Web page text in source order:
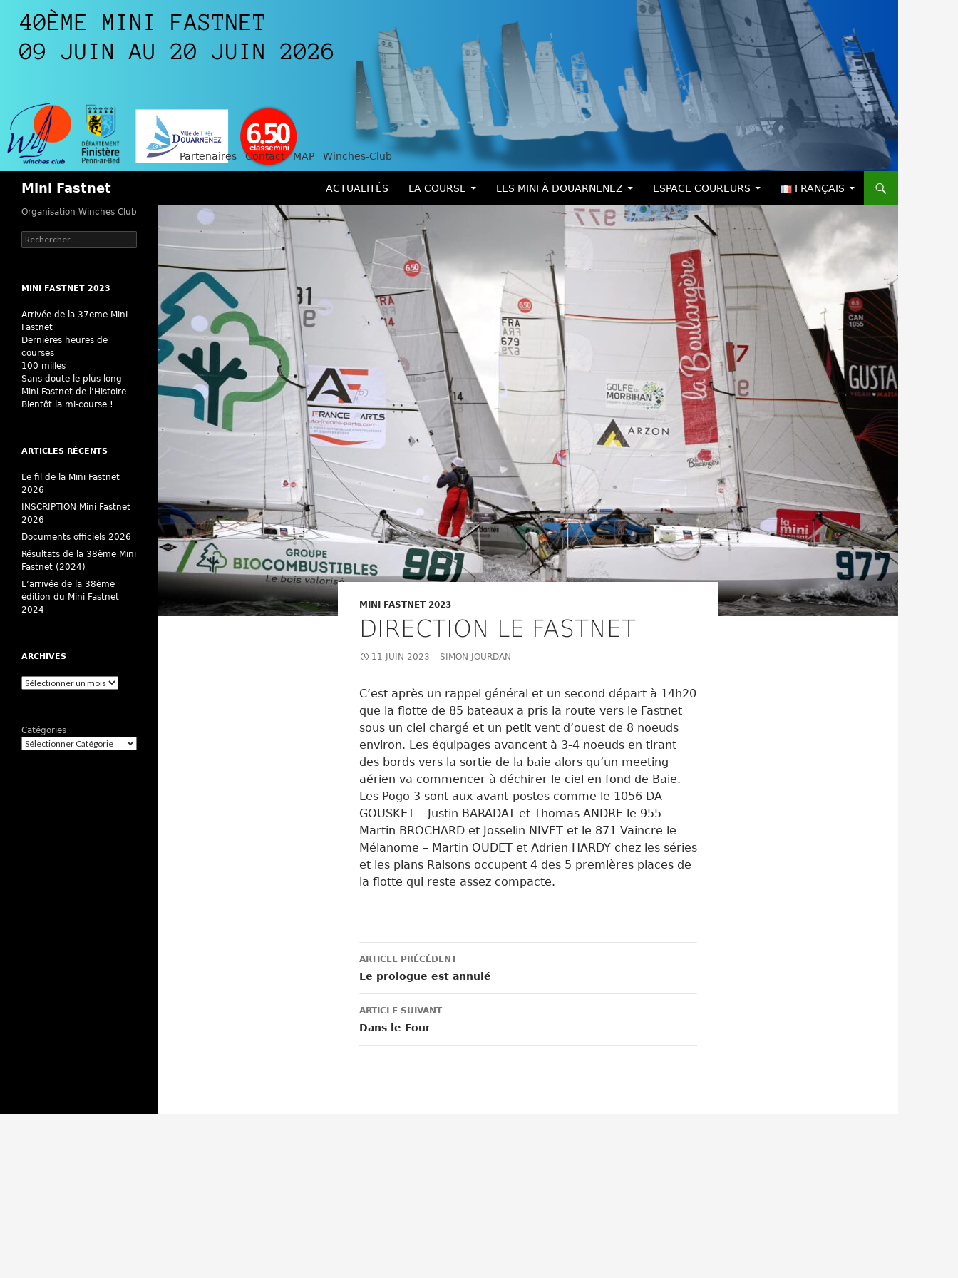
Partenaires Contact MAP Winches-Club
Mini Fastnet ACTUALITÉS LA COURSE LES MINI À DOUARNENEZ ESPACE COUREURS FRANÇAIS
MINI FASTNET 2023
DIRECTION LE FASTNET
11 JUIN 2023 SIMON JOURDAN
C’est après un rappel général et un second départ à 14h20
que la flotte de 85 bateaux a pris la route vers le Fastnet
sous un ciel chargé et un petit vent d’ouest de 8 noeuds
environ. Les équipages avancent à 3-4 noeuds en tirant
des bords vers la sortie de la baie alors qu’un meeting
aérien va commencer à déchirer le ciel en fond de Baie.
Les Pogo 3 sont aux avant-postes comme le 1056 DA
GOUSKET – Justin BARADAT et Thomas ANDRE le 955
Martin BROCHARD et Josselin NIVET et le 871 Vaincre le
Mélanome – Martin OUDET et Adrien HARDY chez les séries
et les plans Raisons occupent 4 des 5 premières places de
la flotte qui reste assez compacte.
Navigation
des
articles
ARTICLE PRÉCÉDENT
Le prologue est annulé
ARTICLE SUIVANT
Dans le Four
Organisation Winches Club
Rechercher :
MINI FASTNET 2023
Arrivée de la 37eme Mini-
Fastnet
Dernières heures de
courses
100 milles
Sans doute le plus long
Mini-Fastnet de l’Histoire
Bientôt la mi-course !
ARTICLES RÉCENTS
Le fil de la Mini Fastnet
2026
INSCRIPTION Mini Fastnet
2026
Documents officiels 2026
Résultats de la 38ème Mini
Fastnet (2024)
L’arrivée de la 38ème
édition du Mini Fastnet
2024
ARCHIVES
Archives
Catégories